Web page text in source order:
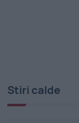
Stiri calde